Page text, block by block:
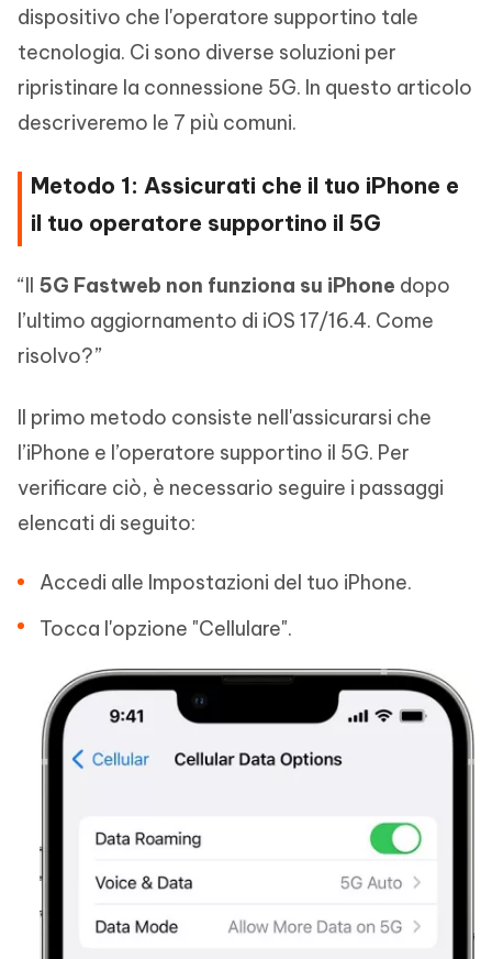
dispositivo che l'operatore supportino tale
tecnologia. Ci sono diverse soluzioni per
ripristinare la connessione 5G. In questo articolo
descriveremo le 7 più comuni.
Metodo 1: Assicurati che il tuo iPhone e
il tuo operatore supportino il 5G
“Il 5G Fastweb non funziona su iPhone dopo
l’ultimo aggiornamento di iOS 17/16.4. Come
risolvo?”
Il primo metodo consiste nell'assicurarsi che
l’iPhone e l’operatore supportino il 5G. Per
verificare ciò, è necessario seguire i passaggi
elencati di seguito:
Accedi alle Impostazioni del tuo iPhone.
Tocca l'opzione "Cellulare".